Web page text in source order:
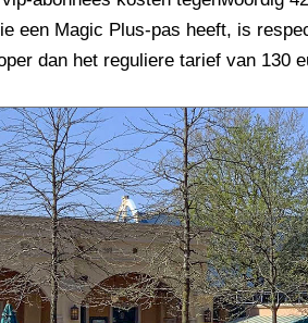
een Magic Plus-pas heeft, is
dan het reguliere tarief van 130